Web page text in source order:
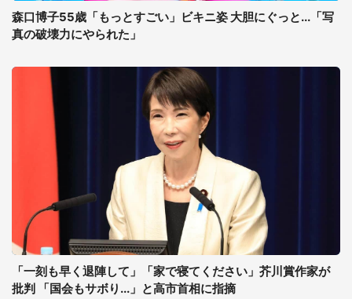
森口博子55歳「もっとすごい」ビキニ姿 大胆にぐっと...「写
真の破壊力にやられた」
「一刻も早く退陣して」「家で寝てください」芥川賞作家が
批判 「国会もサボり...」と高市首相に指摘